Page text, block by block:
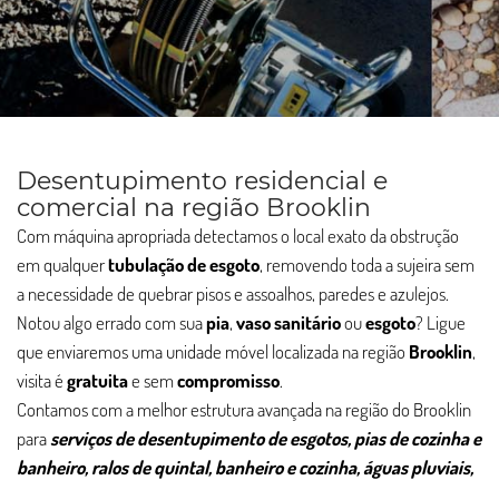
Desentupimento residencial e
comercial na região Brooklin
Com máquina apropriada detectamos o local exato da obstrução
em qualquertubulação de esgoto, removendo toda a sujeira sem
a necessidade de quebrar pisos e assoalhos, paredes e azulejos.
Notou algo errado com suapia,vaso sanitárioouesgoto? Ligue
que enviaremos uma unidade móvel localizada na região Brooklin,
visita égratuitae semcompromisso.
Contamos com a melhor estrutura avançada na região do Brooklin
paraserviços de desentupimento de esgotos, pias de cozinha e
banheiro, ralos de quintal, banheiro e cozinha, águas pluviais,